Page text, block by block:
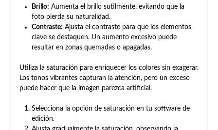
Brillo: Aumenta el brillo sutilmente, evitando que la
foto pierda su naturalidad.
Contraste: Ajusta el contraste para que los elementos
clave se destaquen. Un aumento excesivo puede
resultar en zonas quemadas o apagadas.
Utiliza la saturación para enriquecer los colores sin exagerar.
Los tonos vibrantes capturan la atención, pero un exceso
puede hacer que la imagen parezca artificial.
Selecciona la opción de saturación en tu software de
edición.